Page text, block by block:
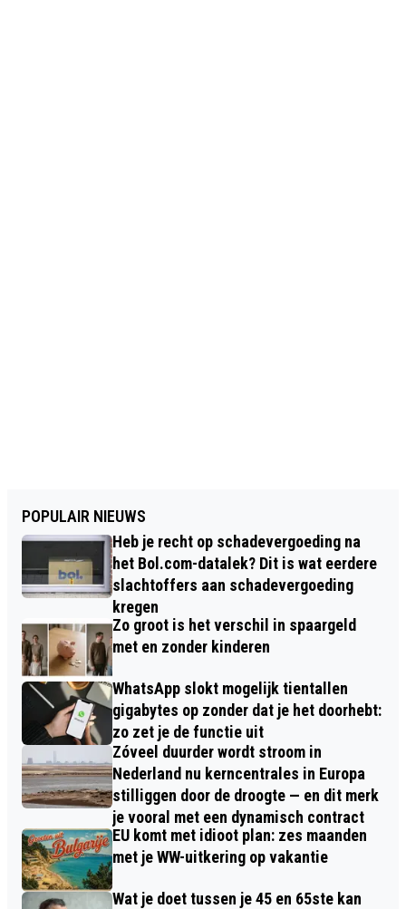
POPULAIR NIEUWS
Heb je recht op schadevergoeding na
het Bol.com-datalek? Dit is wat eerdere
slachtoffers aan schadevergoeding
kregen
Zo groot is het verschil in spaargeld
met en zonder kinderen
WhatsApp slokt mogelijk tientallen
gigabytes op zonder dat je het doorhebt:
zo zet je de functie uit
Zóveel duurder wordt stroom in
Nederland nu kerncentrales in Europa
stilliggen door de droogte — en dit merk
je vooral met een dynamisch contract
EU komt met idioot plan: zes maanden
met je WW-uitkering op vakantie
Wat je doet tussen je 45 en 65ste kan